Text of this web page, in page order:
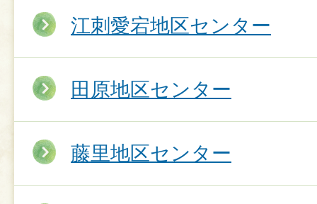
江刺愛宕地区センター
田原地区センター
藤里地区センター